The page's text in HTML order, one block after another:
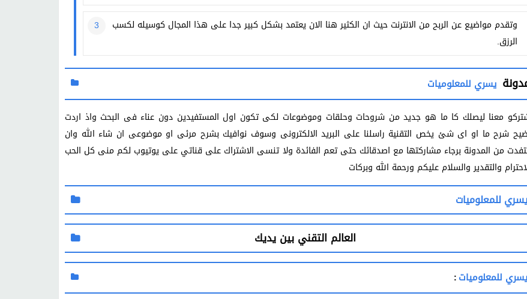
وتقدم مواضيع عن الربح من الانترنت حيث ان الكثير هنا الان يعتمد بشكل كبير جدا على هذا المجال كوسيله لكسب
الرزق.
يسري للمعلوميات
معنا ليصلك كا ما هو جديد من شروحات وحلقات وموضوعات لكى تكون اول المستفيدين دون عناء فى البحث واذ اردت
شرح ما او اى شئ يخص التقنية راسلنا على البريد الالكترونى وسوف نوافيك بشرح مرئى او موضوعى ان شاء الله وان
من المدونة برجاء مشاركتها مع اصدقائك حتى تعم الفائدة ولا تنسى الاشتراك على قناتي على يوتيوب لكم منى كل الحب
والتقدير والسلام عليكم ورحمة الله وبركات
للمعلوميات
العالم التقني بين يديك
يسري للمعلوميات: